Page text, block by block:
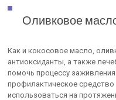
Оливковое
Как и кокосовое масло,
антиоксиданты, а также
помочь процессу
профилактическое
использоваться на